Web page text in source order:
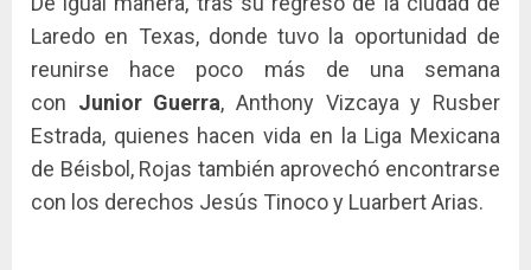
Laredo en Texas, donde tuvo la oportunidad de
reunirse hace poco más de una semana
con Junior Guerra, Anthony Vizcaya y Rusber
Estrada, quienes hacen vida en la Liga Mexicana
de Béisbol, Rojas también aprovechó encontrarse
con los derechos Jesús Tinoco y Luarbert Arias.